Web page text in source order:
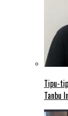
Tipu-
Tanbu